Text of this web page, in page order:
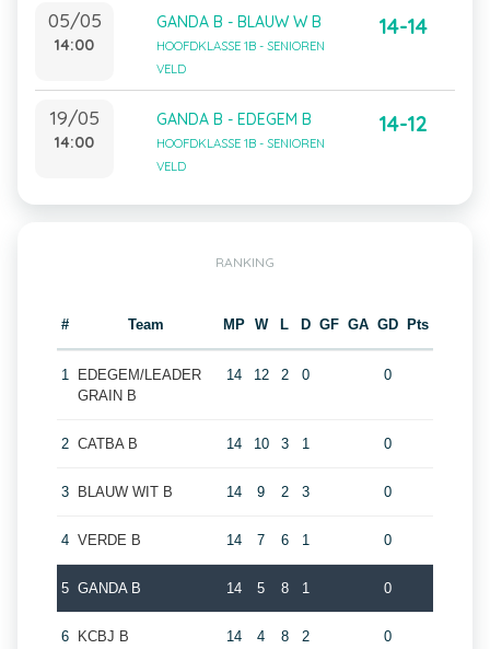
05/05
14:00
GANDA B - BLAUW W B
HOOFDKLASSE 1B - SENIOREN
VELD
14-14
19/05
14:00
GANDA B - EDEGEM B
HOOFDKLASSE 1B - SENIOREN
VELD
14-12
RANKING
# Team MP W L D GF GA GD Pts
1
EDEGEM/LEADER
GRAIN B
14 12 2 0 0
2 CATBA B 14 10 3 1 0
3 BLAUW WIT B 14 9 2 3 0
4 VERDE B 14 7 6 1 0
5 GANDA B 14 5 8 1 0
6 KCBJ B 14 4 8 2 0